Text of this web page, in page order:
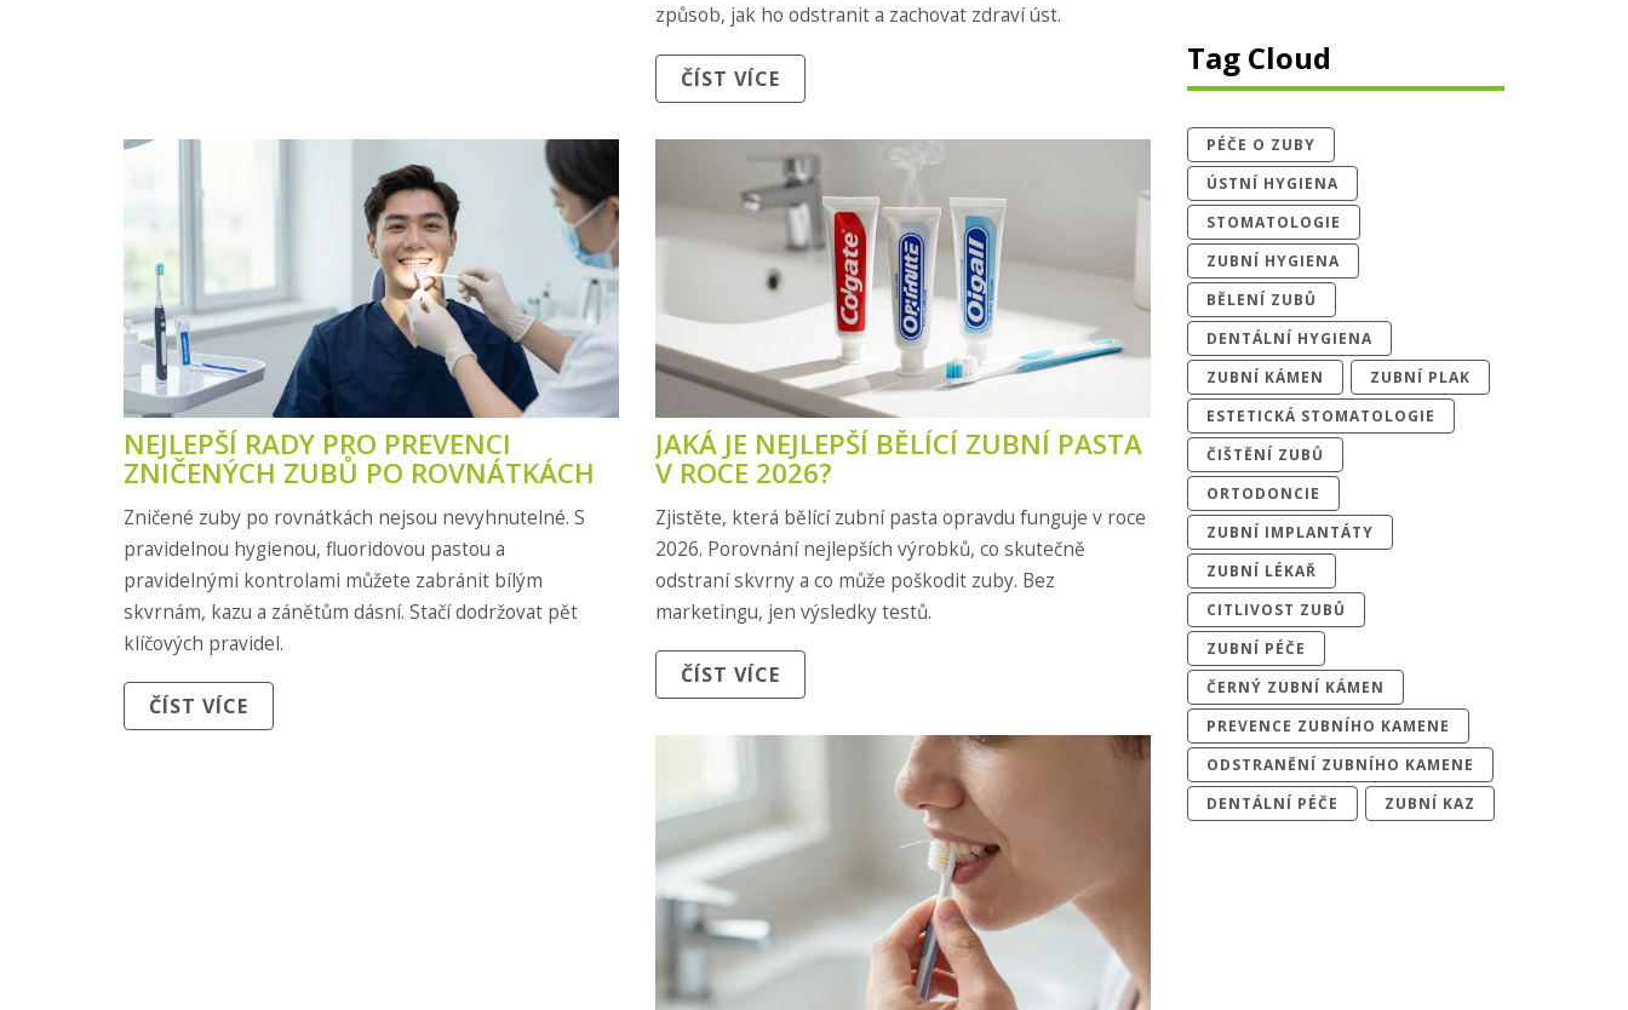
způsob, jak ho odstranit a zachovat zdraví úst.
ČÍST VÍCE
NEJLEPŠÍ RADY PRO PREVENCI
ZNIČENÝCH ZUBŮ PO ROVNÁTKÁCH
Zničené zuby po rovnátkách nejsou nevyhnutelné. S
pravidelnou hygienou, fluoridovou pastou a
pravidelnými kontrolami můžete zabránit bílým
skvrnám, kazu a zánětům dásní. Stačí dodržovat pět
klíčových pravidel.
ČÍST VÍCE
JAKÁ JE NEJLEPŠÍ BĚLÍCÍ ZUBNÍ PASTA
V ROCE 2026?
Zjistěte, která bělící zubní pasta opravdu funguje v roce
2026. Porovnání nejlepších výrobků, co skutečně
odstraní skvrny a co může poškodit zuby. Bez
marketingu, jen výsledky testů.
ČÍST VÍCE
Tag Cloud
PÉČE O ZUBY
ÚSTNÍ HYGIENA
STOMATOLOGIE
ZUBNÍ HYGIENA
BĚLENÍ ZUBŮ
DENTÁLNÍ HYGIENA
ZUBNÍ KÁMEN
ZUBNÍ PLAK
ESTETICKÁ STOMATOLOGIE
ČIŠTĚNÍ ZUBŮ
ORTODONCIE
ZUBNÍ IMPLANTÁTY
ZUBNÍ LÉKAŘ
CITLIVOST ZUBŮ
ZUBNÍ PÉČE
ČERNÝ ZUBNÍ KÁMEN
PREVENCE ZUBNÍHO KAMENE
ODSTRANĚNÍ ZUBNÍHO KAMENE
DENTÁLNÍ PÉČE
ZUBNÍ KAZ